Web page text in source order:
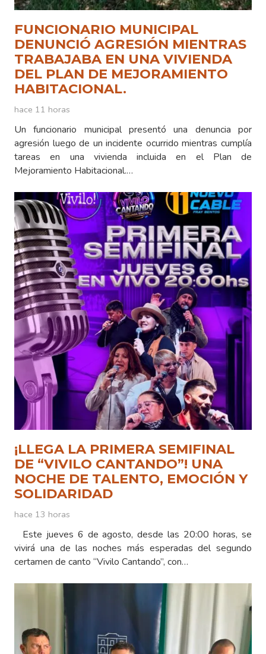
FUNCIONARIO MUNICIPAL
DENUNCIÓ AGRESIÓN MIENTRAS
TRABAJABA EN UNA VIVIENDA
DEL PLAN DE MEJORAMIENTO
HABITACIONAL.
hace 11 horas
Un funcionario municipal presentó una denuncia por
agresión luego de un incidente ocurrido mientras cumplía
tareas en una vivienda incluida en el Plan de
Mejoramiento Habitacional.…
¡LLEGA LA PRIMERA SEMIFINAL
DE “VIVILO CANTANDO”! UNA
NOCHE DE TALENTO, EMOCIÓN Y
SOLIDARIDAD
hace 13 horas
Este jueves 6 de agosto, desde las 20:00 horas, se
vivirá una de las noches más esperadas del segundo
certamen de canto “Vivilo Cantando”, con…